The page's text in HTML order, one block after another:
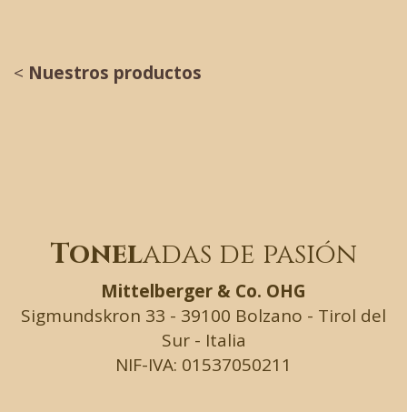
< Nuestros productos
Toneladas de pasión
Mittelberger & Co. OHG
Sigmundskron 33 - 39100 Bolzano - Tirol del
Sur - Italia
NIF-IVA: 01537050211